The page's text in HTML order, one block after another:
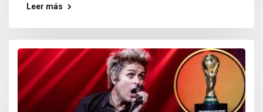
Leer más